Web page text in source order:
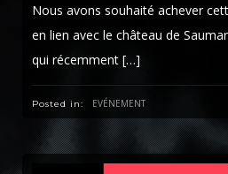
Nous avons souhaité achever
en lien avec le château de
qui récemment […]
Posted in: EVÉNEMENT